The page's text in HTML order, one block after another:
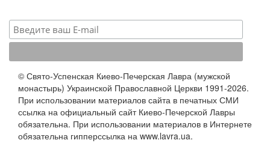
© Свято-Успенская Киево-Печерская Лавра (мужской
монастырь) Украинской Православной Церкви 1991-2026.
При использовании материалов сайта в печатных СМИ
ссылка на официальный сайт Киево-Печерской Лавры
обязательна. При использовании материалов в Интернете
обязательна гипперссылка на www.lavra.ua.